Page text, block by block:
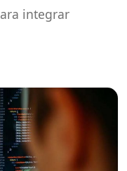
integrar